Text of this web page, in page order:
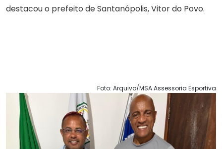
destacou o prefeito de Santanópolis, Vitor do Povo.
Foto: Arquivo/MSA Assessoria Esportiva